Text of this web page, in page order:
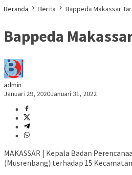
Beranda
Berita Bappeda Makassar
Bappeda
admin
Januari 29, 2020Januari 31, 2022
MAKASSAR | Kepala Badan
(Musrenbang) terhadap 15